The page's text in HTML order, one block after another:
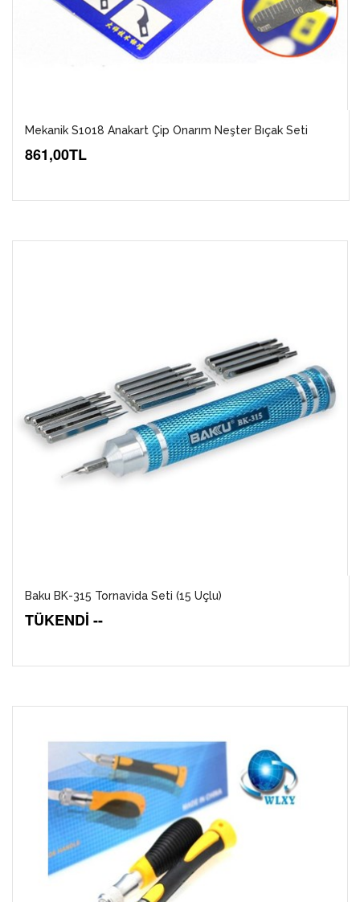
Mekanik S1018 Anakart Çip Onarım Neşter Bıçak Seti
861,00TL
Baku BK-315 Tornavida Seti (15 Uçlu)
TÜKENDİ --